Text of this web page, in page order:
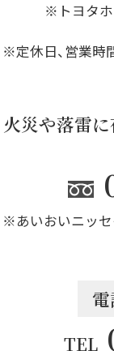
※トヨタホ
※定休日、営業時
火災や落雷
※あいおいニッ
TEL